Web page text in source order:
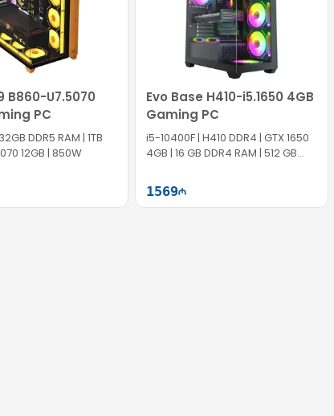
B860-U7.5070
PC
DDR5 RAM | 1TB
12GB | 850W
Evo Base H410-i5.1650 4GB
Gaming PC
i5-10400F | H410 DDR4 | GTX 1650
4GB | 16 GB DDR4 RAM | 512 GB
1569